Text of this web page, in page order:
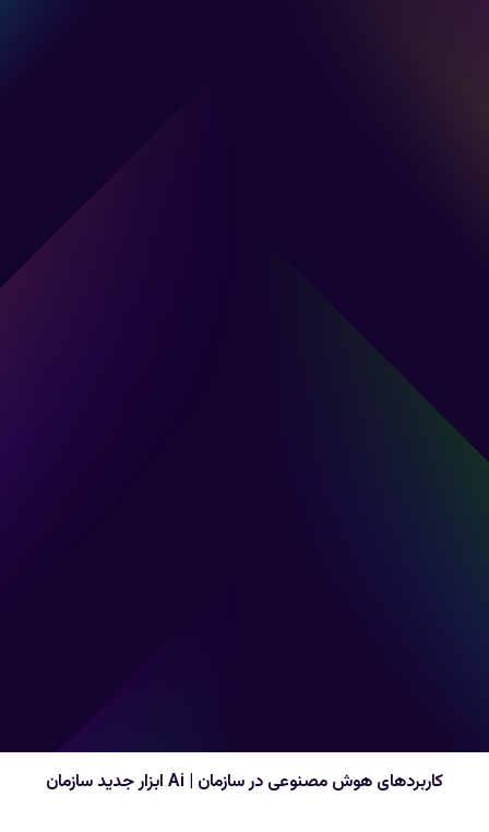
کاربردهای هوش مصنوعی در سازمان | Ai ابزار جدید سازمان